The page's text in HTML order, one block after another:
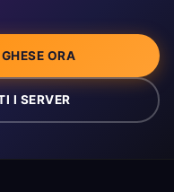
ORA
I SERVER